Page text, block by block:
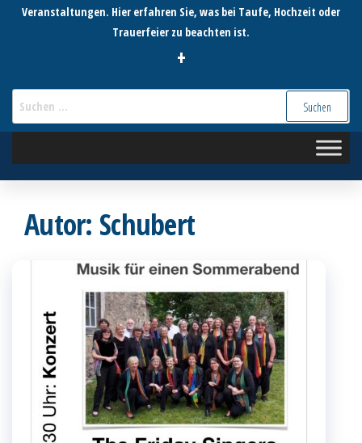
Veranstaltungen. Hier erfahren Sie, was bei Taufe, Hochzeit oder
Trauerfeier zu beachten ist.
+
Autor: Schubert